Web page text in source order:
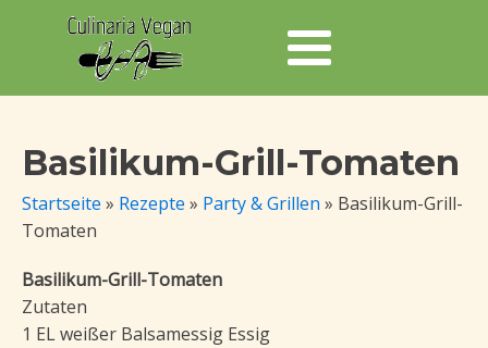
Basilikum-Grill-Tomaten
Startseite » Rezepte » Party & Grillen » Basilikum-Grill-
Tomaten
Basilikum-Grill-Tomaten
Zutaten
1 EL weißer Balsamessig Essig